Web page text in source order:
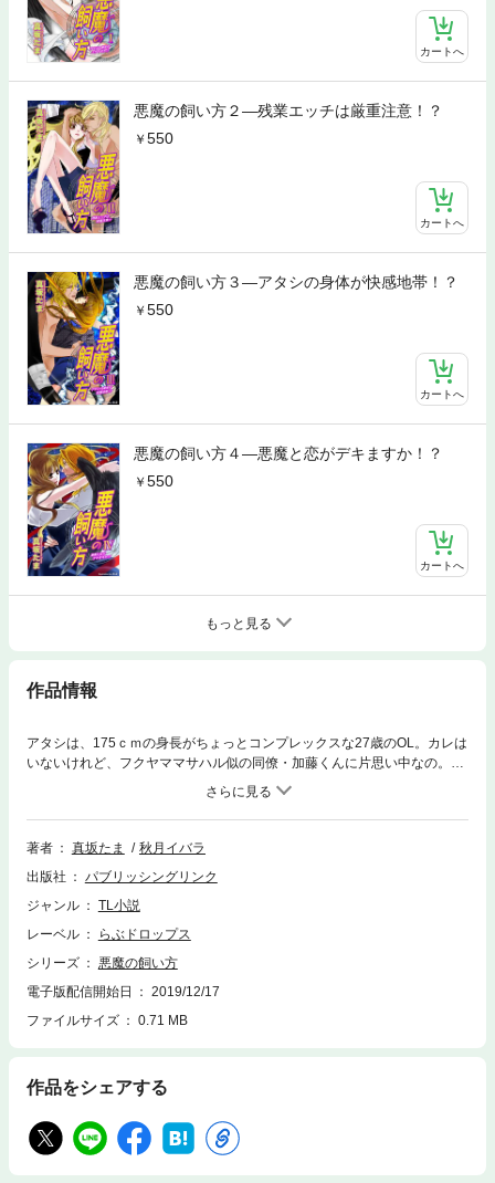
カートへ
悪魔の飼い方２―残業エッチは厳重注意！？
550
カートへ
悪魔の飼い方３―アタシの身体が快感地帯！？
550
カートへ
悪魔の飼い方４―悪魔と恋がデキますか！？
550
カートへ
もっと見る
作品情報
アタシは、175ｃｍの身長がちょっとコンプレックスな27歳のOL。カレは
いないけれど、フクヤママサハル似の同僚・加藤くんに片思い中なの。で
も、会社の帰り道に怪我をしたカラス“クロゥ”を拾ったことから、アタシ
の貞操が大ピンチ！ なんとそのカラスは人間界に迷い込んだ悪魔の世を
忍ぶ仮の姿で、月の光を浴びたときだけ超美形な元の姿に戻れるんだっ
て。悪魔はエッチな気分になったときのアタシの“気”が食事代わりだと言
著者 真坂たま
秋月イバラ
出版社
パブリッシングリンク
ジャンル
TL小説
レーベル
らぶドロップス
シリーズ
悪魔の飼い方
電子版配信開始日
2019/12/17
ファイルサイズ
0.71 MB
作品をシェアする